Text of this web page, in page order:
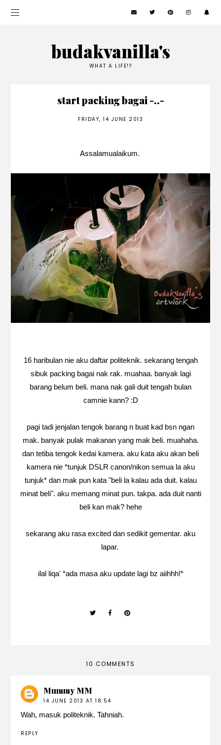
budakvanilla's
WHAT A LIFE!?
start packing bagai -..-
FRIDAY, 14 JUNE 2013
Assalamualaikum.
16 haribulan nie aku daftar politeknik. sekarang tengah
sibuk packing bagai nak rak. muahaa. banyak lagi
barang belum beli. mana nak gali duit tengah bulan
camnie kann? :D
pagi tadi jenjalan tengok barang n buat kad bsn ngan
mak. banyak pulak makanan yang mak beli. muahaha.
dan tetiba tengok kedai kamera. aku kata aku akan beli
kamera nie *tunjuk DSLR canon/nikon semua la aku
tunjuk* dan mak pun kata "beli la kalau ada duit. kalau
minat beli". aku memang minat pun. takpa. ada duit nanti
beli kan mak? hehe
sekarang aku rasa excited dan sedikit gementar. aku
lapar.
ilal liqa' *ada masa aku update lagi bz aiihhh!*
10 COMMENTS
Mummy MM
14 JUNE 2013 AT 18:54
Wah, masuk politeknik. Tahniah.
REPLY